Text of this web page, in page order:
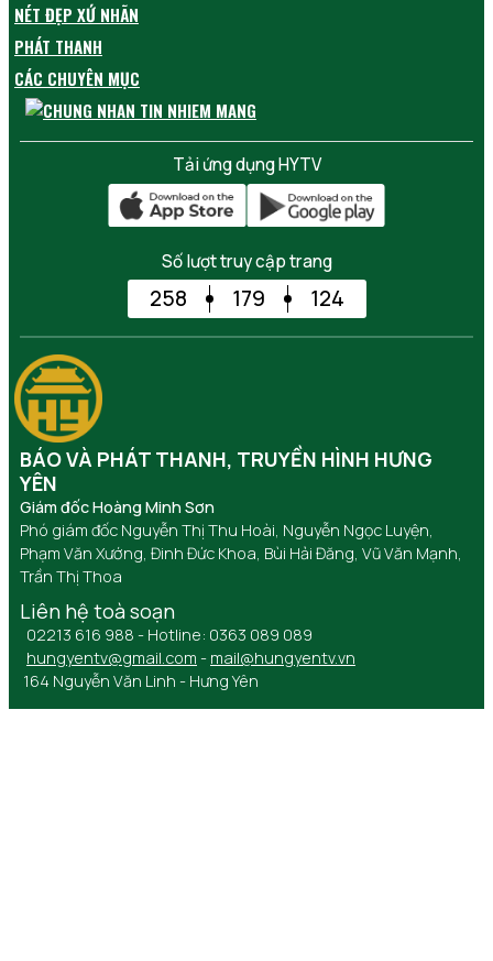
NÉT ĐẸP XỨ NHÃN
PHÁT THANH
CÁC CHUYÊN MỤC
Tải ứng dụng HYTV
Số lượt truy cập trang
258 179 124
BÁO VÀ PHÁT THANH, TRUYỀN HÌNH HƯNG
YÊN
Giám đốc Hoàng Minh Sơn
Phó giám đốc Nguyễn Thị Thu Hoài, Nguyễn Ngọc Luyện,
Phạm Văn Xướng, Đinh Đức Khoa, Bùi Hải Đăng, Vũ Văn Mạnh,
Trần Thị Thoa
Liên hệ toà soạn
02213 616 988 - Hotline: 0363 089 089
hungyentv@gmail.com - mail@hungyentv.vn
164 Nguyễn Văn Linh - Hưng Yên